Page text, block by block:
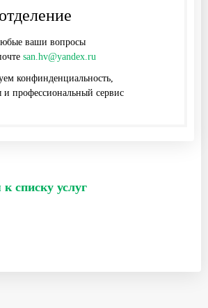
ваши вопросы
san.hv@yandex.ru
конфинденциальность,
и профессиональный сервис
списку услуг